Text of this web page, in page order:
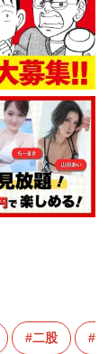
二股